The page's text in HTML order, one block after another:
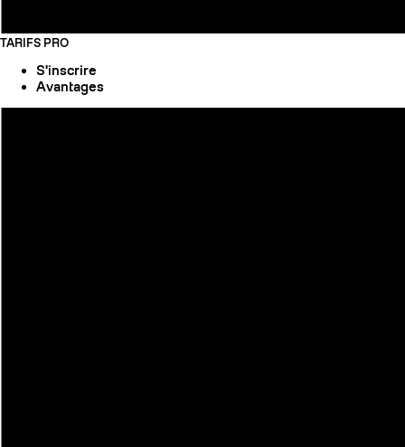
TARIFS PRO
S'inscrire
Avantages